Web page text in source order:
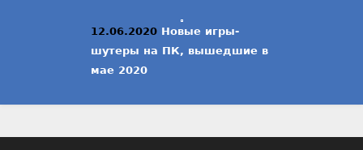
12.06.2020 Новые игры-
шутеры на ПК, вышедшие в
мае 2020